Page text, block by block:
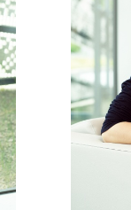
GYŰJTEMÉNY